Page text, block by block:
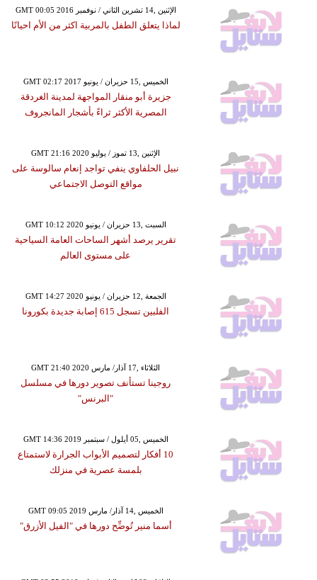
GMT 00:05 2016 الإثنين ,14 تشرين الثاني / نوفمبر
لماذا يتعلق الطفل بالمربية اكثر من الأم احيانًا
GMT 02:17 2017 الخميس ,15 حزيران / يونيو
جزيرة أبو منقار المواجهة لمدينة الغردقة
المصرية الأكثر ثراءً بأشجار المانجروف
GMT 21:16 2020 الإثنين ,13 تموز / يوليو
نبيل الحلفاوي ينفي تواجد إنعام سالوسة على
مواقع التوصل الاجتماعي
GMT 10:12 2020 السبت ,13 حزيران / يونيو
تقرير يرصد أشهر الساحات العامة السياحية
على مستوى العالم
GMT 14:27 2020 الجمعة ,12 حزيران / يونيو
الفلبين تسجل 615 إصابة جديدة بكورونا
GMT 21:40 2020 الثلاثاء ,17 آذار/ مارس
روجينا تستأنف تصوير دورها في مسلسل
"البرنس"
GMT 14:36 2019 الخميس ,05 أيلول / سبتمبر
10 أفكار لتصميم الأبواب الجرارة لاستمتاع
بلمسة عصرية في منزلك
GMT 09:05 2019 الخميس ,14 آذار/ مارس
أسما منير تُوضِّح دورها في "الفيل الأزرق"